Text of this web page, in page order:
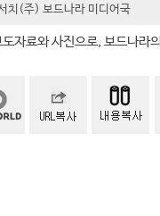
(주) 보드나라 미디어국
자료와 사진으로, 보드나라